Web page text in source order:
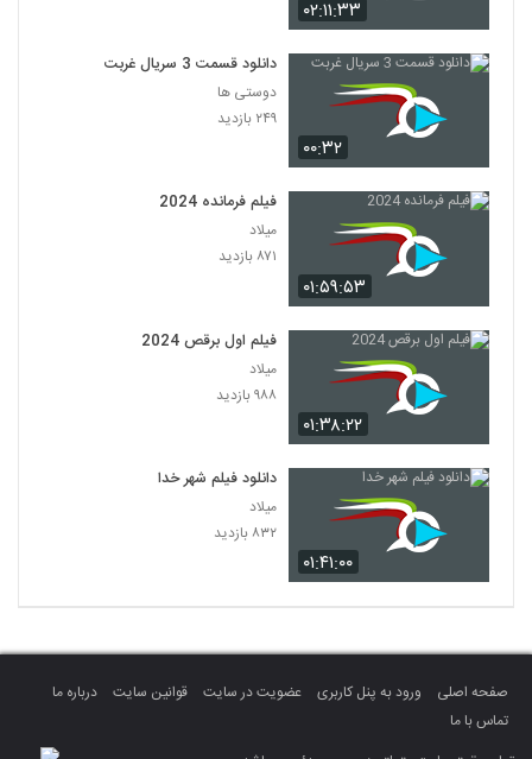
۰۲:۱۱:۳۳
۰۰:۳۲
دانلود قسمت 3 سریال غربت
دوستی ها
۲۴۹ بازدید
۰۱:۵۹:۵۳
فیلم فرمانده 2024
میلاد
۸۷۱ بازدید
۰۱:۳۸:۲۲
فیلم اول برقص 2024
میلاد
۹۸۸ بازدید
۰۱:۴۱:۰۰
دانلود فیلم شهر خدا
میلاد
۸۳۲ بازدید
صفحه اصلی ورود به پنل کاربری عضویت در سایت قوانین سایت
درباره ما
تماس با ما